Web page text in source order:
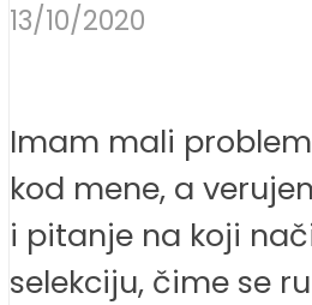
13/10/2020
Imam mali
kod mene, a
i pitanje na koji
selekciju, čime se